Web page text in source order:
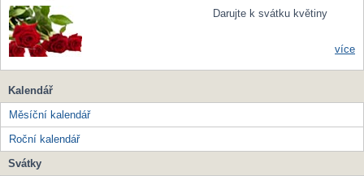
Darujte k svátku květiny
více
Kalendář
Měsíční kalendář
Roční kalendář
Svátky